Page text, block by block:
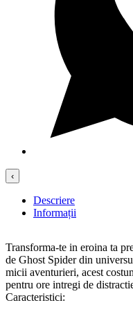
‹
Descriere
Informații
Transforma-te in eroina ta
de Ghost Spider din
micii aventurieri, acest
pentru ore intregi de
Caracteristici: